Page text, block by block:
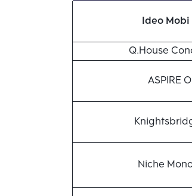
Ideo Mobi
Q.House
ASPIRE
Niche